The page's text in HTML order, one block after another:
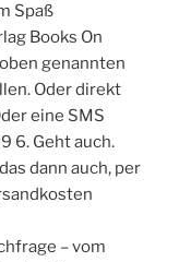
Spaß
Books On
genannten
Oder direkt
eine SMS
6. Geht auch.
dann auch, per
– vom